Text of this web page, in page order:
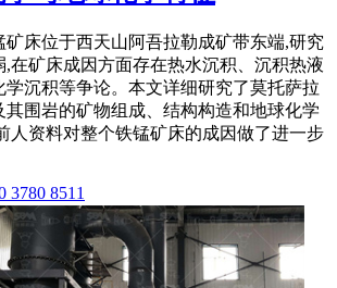
矿床位于西天山阿吾拉勒成矿带东端,研究
,在矿床成因方面存在热水沉积、沉积热液
学沉积等争论。本文详细研究了莫托萨拉
其围岩的矿物组成、结构构造和地球化学
人资料对整个铁锰矿床的成因做了进一步
3780 8511